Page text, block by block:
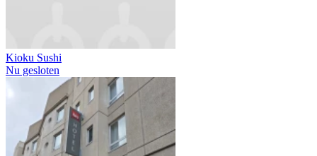
Kioku Sushi
Nu gesloten